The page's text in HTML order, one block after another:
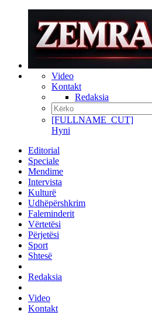
Video
Kontakt
Redaksia
[FULLNAME_CUT]
Hyni
Editorial
Speciale
Mendime
Intervista
Kulturë
Udhëpërshkrim
Faleminderit
Vërtetësi
Përjetësi
Sport
Shtesë
Redaksia
Video
Kontakt